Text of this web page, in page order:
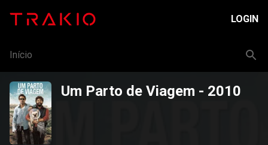
LOGIN
Início
Um Parto de Viagem - 2010